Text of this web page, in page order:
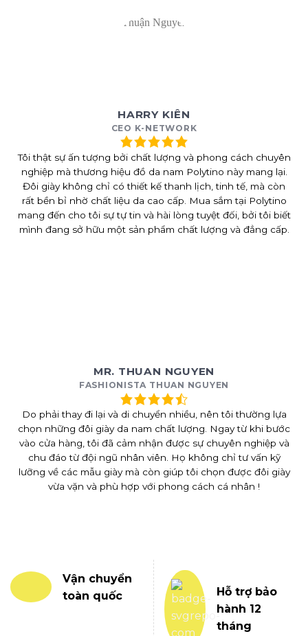
HARRY KIÊN
CEO K-NETWORK
Tôi thật sự ấn tượng bởi chất lượng và phong cách chuyên
nghiệp mà thương hiệu đồ da nam Polytino này mang lại.
Đôi giày không chỉ có thiết kế thanh lịch, tinh tế, mà còn
rất bền bỉ nhờ chất liệu da cao cấp. Mua sắm tại Polytino
mang đến cho tôi sự tự tin và hài lòng tuyệt đối, bởi tôi biết
mình đang sở hữu một sản phẩm chất lượng và đẳng cấp.
MR. THUAN NGUYEN
FASHIONISTA THUAN NGUYEN
Do phải thay đi lại và di chuyển nhiều, nên tôi thường lựa
chọn những đôi giày da nam chất lượng. Ngay từ khi bước
vào cửa hàng, tôi đã cảm nhận được sự chuyên nghiệp và
chu đáo từ đội ngũ nhân viên. Họ không chỉ tư vấn kỹ
lưỡng về các mẫu giày mà còn giúp tôi chọn được đôi giày
vừa vặn và phù hợp với phong cách cá nhân !
Vận chuyển
toàn quốc
Hỗ trợ bảo
hành 12
tháng